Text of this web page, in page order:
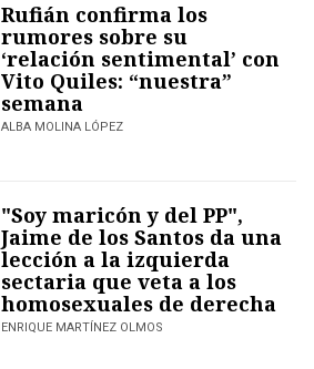
Rufián confirma los
rumores sobre su
‘relación sentimental’ con
Vito Quiles: “nuestra”
semana
ALBA MOLINA LÓPEZ
"Soy maricón y del PP",
Jaime de los Santos da una
lección a la izquierda
sectaria que veta a los
homosexuales de derecha
ENRIQUE MARTÍNEZ OLMOS